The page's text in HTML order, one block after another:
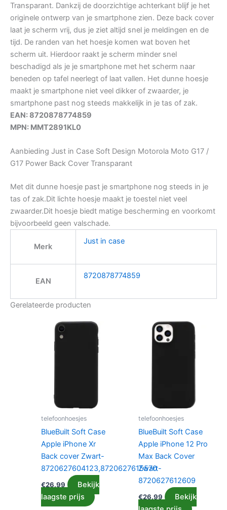
Transparant. Dankzij de doorzichtige achterkant blijf je het
originele ontwerp van je smartphone zien. Deze back cover
laat je scherm vrij, dus je ziet altijd snel je meldingen en de
tijd. De randen van het hoesje komen wat boven het
scherm uit. Hierdoor raakt je scherm minder snel
beschadigd als je je smartphone met het scherm naar
beneden op tafel neerlegt of laat vallen. Het dunne hoesje
maakt je smartphone niet veel dikker of zwaarder, je
smartphone past nog steeds makkelijk in je tas of zak.
EAN: 8720878774859
MPN: MMT2891KL0
Aanbieding Just in Case Soft Design Motorola Moto G17 /
G17 Power Back Cover Transparant
Met dit dunne hoesje past je smartphone nog steeds in je
tas of zak.Dit lichte hoesje maakt je toestel niet veel
zwaarder.Dit hoesje biedt matige bescherming en voorkomt
bijvoorbeeld geen valschade.
Merk
Just in case
EAN
8720878774859
Gerelateerde producten
telefoonhoesjes
BlueBuilt Soft Case
Apple iPhone Xr
Back cover Zwart-
8720627604123,8720627615570
€26.99
Bekijk
laagste prijs
telefoonhoesjes
BlueBuilt Soft Case
Apple iPhone 12 Pro
Max Back Cover
Zwart-
8720627612609
€26.99
Bekijk